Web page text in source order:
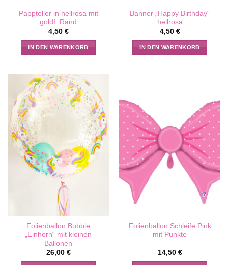
Pappteller in hellrosa mit
goldf. Rand
4,50 €
IN DEN WARENKORB
Banner „Happy Birthday“
hellrosa
4,50 €
IN DEN WARENKORB
Folienballon Bubble
„Einhorn“ mit kleinen
Ballonen
26,00 €
Folienballon Schleife Pink
mit Punkte
14,50 €